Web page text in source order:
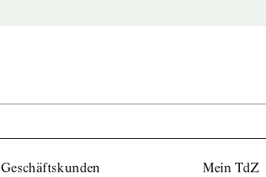
Geschäftskunden Mein TdZ